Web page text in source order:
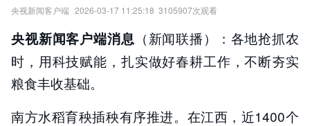
央视新闻客户端 2026-03-17 11:25:18 3105907次观看
责任编辑：央视新闻客户端
央视新闻客户端消息 （新闻联播）：各地抢抓农
时，用科技赋能，扎实做好春耕工作，不断夯实
粮食丰收基础。
南方水稻育秧插秧有序推进。在江西，近1400个